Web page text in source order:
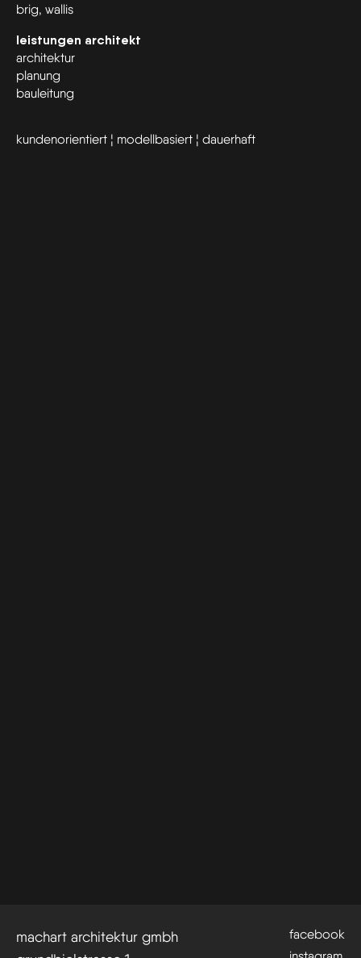
brig, wallis
leistungen architekt
architektur
planung
bauleitung
kundenorientiert ¦ modellbasiert ¦ dauerhaft
machart architektur gmbh
facebook